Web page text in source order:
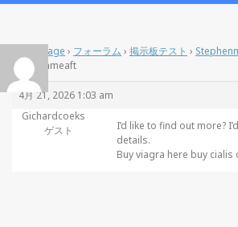
Home Page › フォーラム › 掲示板テスト ›
Stephenmeaft
4月 21, 2026 1:03 am
Gichardcoeks
ゲスト
I’d like to find out more?
details.
Buy viagra here buy cialis